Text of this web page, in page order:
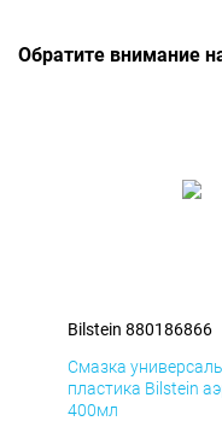
Обратите внимание
Bilstein 880186866
Смазка
пластика Bilstein
400мл